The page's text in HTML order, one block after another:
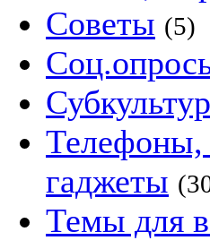
Советы (5)
Телефоны,
гаджеты
Темы для